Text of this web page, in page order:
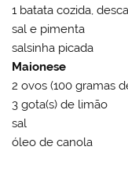
1 batata cozida,
sal e pimenta
salsinha picada
Maionese
2 ovos (100 gramas
3 gota(s) de limão
sal
óleo de canola